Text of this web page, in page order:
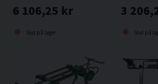
6 106,25 kr
Slut på lager
3
Slut på